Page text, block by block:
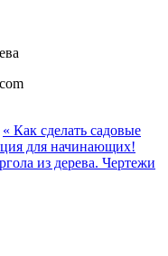
« Как сделать садовые
для начинающих!
из дерева. Чертежи